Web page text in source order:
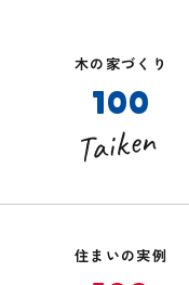
木の家づくり
100
Taiken
住まいの実例